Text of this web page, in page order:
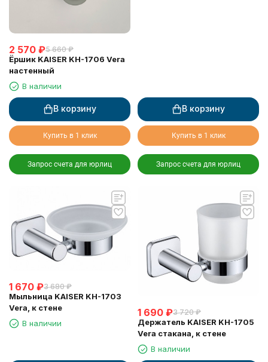
2 570 ₽5 660 ₽
Ёршик KAISER KH-1706 Vera
настенный
В наличии
В корзину
Купить в 1 клик
Запрос счета для юрлиц
В корзину
Купить в 1 клик
Запрос счета для юрлиц
1 670 ₽3 680 ₽
Мыльница KAISER KH-1703
Vera, к стене
В наличии
1 690 ₽3 720 ₽
Держатель KAISER KH-1705
Vera стакана, к стене
В наличии